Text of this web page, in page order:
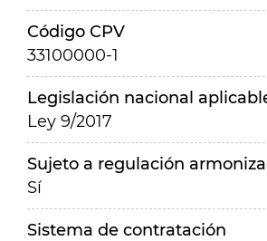
Código CPV
33100000-1
Legislación nacional
Ley 9/2017
Sujeto a regulación
Sí
Sistema de contratación